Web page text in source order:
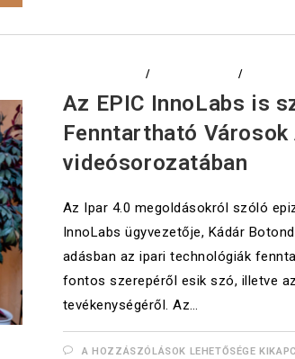
/ /
Az EPIC InnoLabs is
Fenntartható
videósorozatában
Az Ipar 4.0 megoldásokról szóló
InnoLabs ügyvezetője, Kádár
adásban az ipari technológiák
fontos szerepéről esik szó, illetve
tevékenységéről. Az…
A HOZZÁSZÓLÁSOK LEHETŐSÉGE